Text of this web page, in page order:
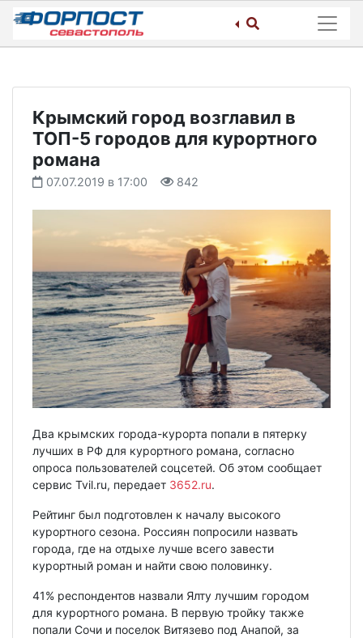
Skip
content
Крымский город возглавил в
ТОП-5 городов для курортного
романа
07.07.2019 в 17:00 842
Два крымских города-курорта попали в пятерку
лучших в РФ для курортного романа, согласно
опроса пользователей соцсетей. Об этом сообщает
сервис Tvil.ru, передает 3652.ru.
Рейтинг был подготовлен к началу высокого
курортного сезона. Россиян попросили назвать
города, где на отдыхе лучше всего завести
курортный роман и найти свою половинку.
41% респондентов назвали Ялту лучшим городом
для курортного романа. В первую тройку также
попали Сочи и поселок Витязево под Анапой, за